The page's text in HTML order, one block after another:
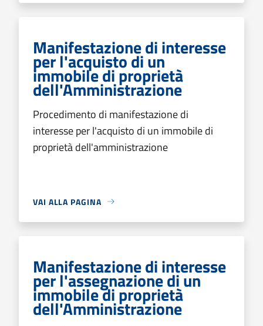
Manifestazione di interesse
per l'acquisto di un
immobile di proprietà
dell'Amministrazione
Procedimento di manifestazione di
interesse per l'acquisto di un immobile di
proprietà dell'amministrazione
VAI ALLA PAGINA
Manifestazione di interesse
per l'assegnazione di un
immobile di proprietà
dell'Amministrazione